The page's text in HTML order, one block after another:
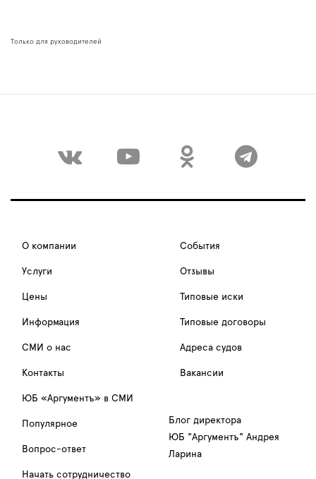
Только для руководителей
О компании
Услуги
Цены
Информация
СМИ о нас
Контакты
События
Отзывы
Типовые иски
Типовые договоры
Адреса судов
Вакансии
ЮБ «Аргументъ» в СМИ
Популярное
Вопрос-ответ
Начать сотрудничество
Блог директора
ЮБ "Аргументъ" Андрея
Ларина